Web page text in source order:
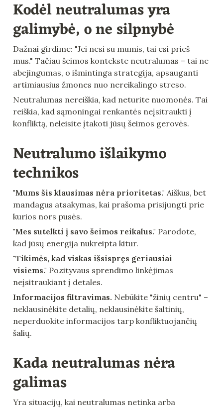
Kodėl neutralumas yra
galimybė, o ne silpnybė
Dažnai girdime: "Jei nesi su mumis, tai esi prieš
mus." Tačiau šeimos kontekste neutralumas – tai ne
abejingumas, o išmintinga strategija, apsauganti
artimiausius žmones nuo nereikalingo streso.
Neutralumas nereiškia, kad neturite nuomonės. Tai
reiškia, kad sąmoningai renkantės neįsitraukti į
konfliktą, neleisite įtakoti jūsų šeimos gerovės.
Neutralumo išlaikymo
technikos
"Mums šis klausimas nėra prioritetas." Aiškus, bet
mandagus atsakymas, kai prašoma prisijungti prie
kurios nors pusės.
"Mes sutelkti į savo šeimos reikalus." Parodote,
kad jūsų energija nukreipta kitur.
"Tikimės, kad viskas išsispręs geriausiai
visiems." Pozityvaus sprendimo linkėjimas
neįsitraukiant į detales.
Informacijos filtravimas. Nebūkite "žinių centru" –
neklausinėkite detalių, neklausinėkite šaltinių,
neperduokite informacijos tarp konfliktuojančių
šalių.
Kada neutralumas nėra
galimas
Yra situacijų, kai neutralumas netinka arba